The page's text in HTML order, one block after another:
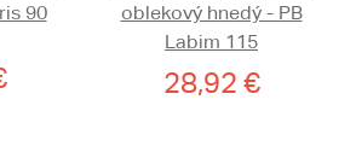
90
oblekový hnedý - PB
Labim 115
28,92 €